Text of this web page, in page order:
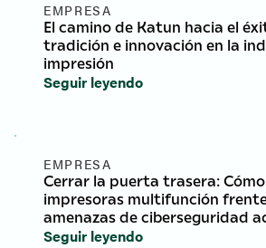
EMPRESA
El camino de Katun hacia el
tradición e innovación en la
impresión
Seguir leyendo
EMPRESA
Cerrar la puerta trasera:
impresoras multifunción
amenazas de ciberseguridad
Seguir leyendo